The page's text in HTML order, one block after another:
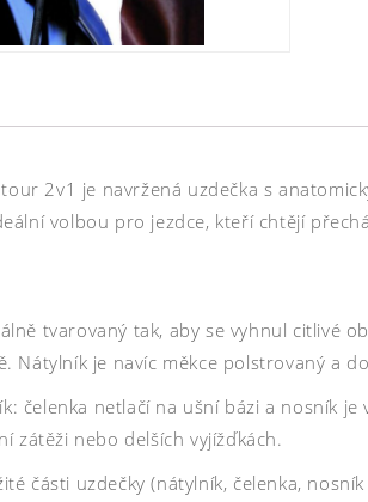
2v1 je navržená uzdečka s
volbou pro jezdce, kteří chtějí
tvarovaný tak, aby se vyhnul citlivé
Nátylník je navíc měkce polstrovaný a
čelenka netlačí na ušní bázi a nosník
zátěži nebo delších vyjížďkách.
části uzdečky (nátylník, čelenka,